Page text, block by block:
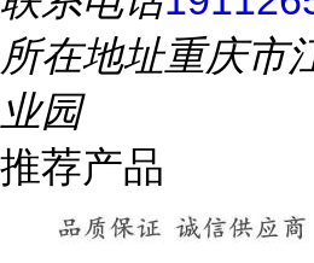
所在地址重庆市
业园
推荐产品